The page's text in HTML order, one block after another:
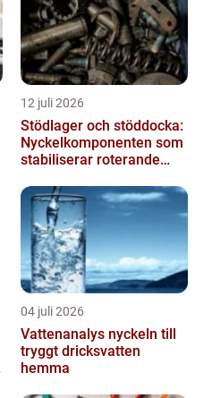
12 juli 2026
Stödlager och stöddocka:
Nyckelkomponenten som
stabiliserar roterande
04 juli 2026
Vattenanalys nyckeln till
tryggt dricksvatten
hemma